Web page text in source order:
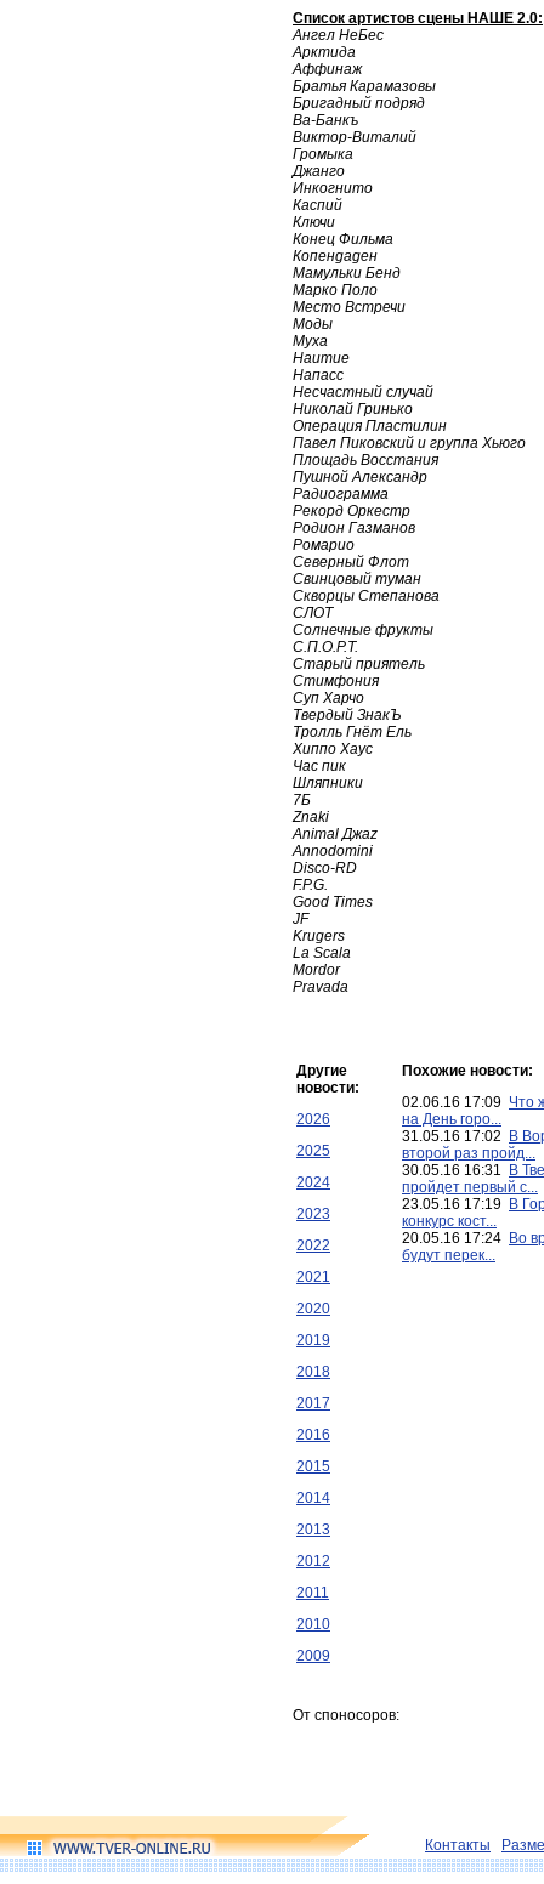
Список артистов сцены НАШЕ 2.0:
Ангел НеБес
Арктида
Аффинаж
Братья Карамазовы
Бригадный подряд
Ва-Банкъ
Виктор-Виталий
Громыка
Джанго
Инкогнито
Каспий
Ключи
Конец Фильма
Копенgаgен
Мамульки Бенд
Марко Поло
Место Встречи
Моды
Муха
Наитие
Напасс
Несчастный случай
Николай Гринько
Операция Пластилин
Павел Пиковский и группа Хьюго
Площадь Восстания
Пушной Александр
Радиограмма
Рекорд Оркестр
Родион Газманов
Ромарио
Северный Флот
Свинцовый туман
Скворцы Степанова
СЛОТ
Солнечные фрукты
С.П.О.Р.Т.
Старый приятель
Стимфония
Суп Харчо
Твердый ЗнакЪ
Тролль Гнёт Ель
Хиппо Хаус
Час пик
Шляпники
7Б
Znaki
Animal Джаz
Annodomini
Disco-RD
F.P.G.
Good Times
JF
Krugers
La Scala
Mordor
Pravada
Другие
новости:
2026
2025
2024
2023
2022
2021
2020
2019
2018
2017
2016
2015
2014
2013
2012
2011
2010
2009
Похожие новости:
02.06.16 17:09 Что
на День горо...
31.05.16 17:02
В
второй раз пройд...
30.05.16 16:31
В
пройдет первый с...
23.05.16 17:19 В
конкурс кост...
20.05.16 17:24 Во
будут перек...
От споносоров:
Контакты